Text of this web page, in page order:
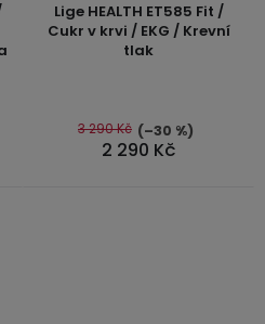
Lige HEALTH ET585 Fit /
Cukr v krvi / EKG / Krevní
tlak
produktu
je
5
hvězdiček.
2 290 Kč
3 290 Kč (–30 %)